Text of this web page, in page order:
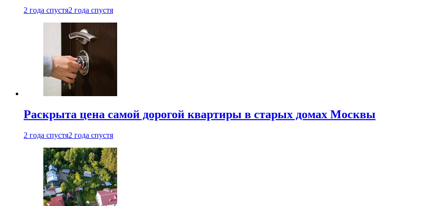
2 года спустя2 года спустя
Раскрыта цена самой дорогой квартиры в старых домах Москвы
2 года спустя2 года спустя